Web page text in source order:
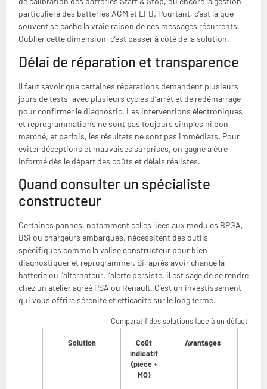
particulière des batteries AGM et EFB. Pourtant, c’est là que
souvent se cache la vraie raison de ces messages récurrents.
Oublier cette dimension, c’est passer à côté de la solution.
Délai de réparation et transparence
Il faut savoir que certaines réparations demandent plusieurs
jours de tests, avec plusieurs cycles d’arrêt et de redémarrage
pour confirmer le diagnostic. Les interventions électroniques
et reprogrammations ne sont pas toujours simples ni bon
marché, et parfois, les résultats ne sont pas immédiats. Pour
éviter déceptions et mauvaises surprises, on gagne à être
informé dès le départ des coûts et délais réalistes.
Quand consulter un spécialiste
constructeur
Certaines pannes, notamment celles liées aux modules BPGA,
BSI ou chargeurs embarqués, nécessitent des outils
spécifiques comme la valise constructeur pour bien
diagnostiquer et reprogrammer. Si, après avoir changé la
batterie ou l’alternateur, l’alerte persiste, il est sage de se rendre
chez un atelier agréé PSA ou Renault. C’est un investissement
qui vous offrira sérénité et efficacité sur le long terme.
Comparatif des solutions face à un défaut de
Solution
Coût
indicatif
(pièce +
MO)
Avantages